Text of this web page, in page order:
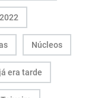
Núcleos
era tarde